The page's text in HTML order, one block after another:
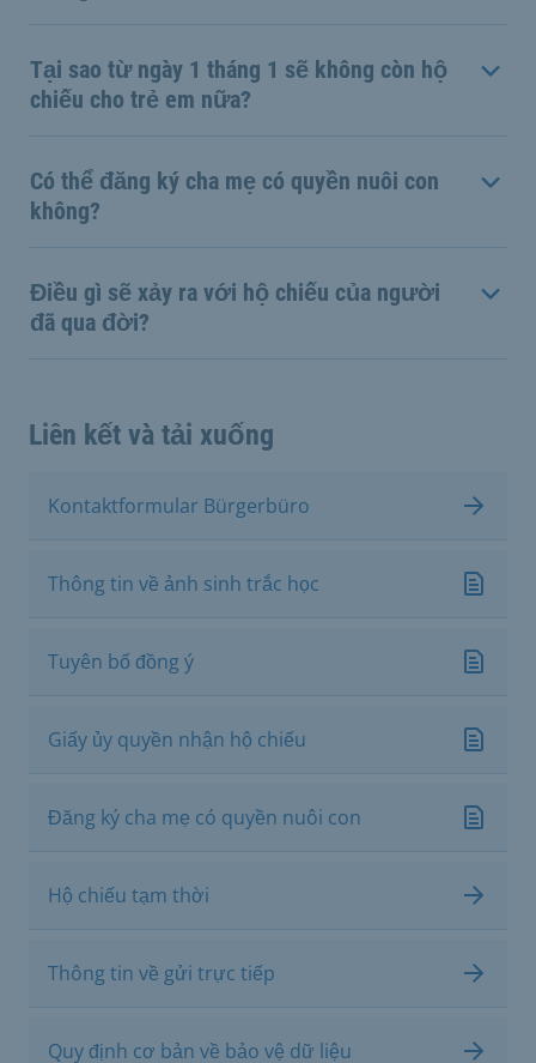
Tại sao từ ngày 1 tháng 1 sẽ không còn hộ
chiếu cho trẻ em nữa?
Có thể đăng ký cha mẹ có quyền nuôi con
không?
Điều gì sẽ xảy ra với hộ chiếu của người
đã qua đời?
Liên kết và tải xuống
Kontaktformular Bürgerbüro
Thông tin về ảnh sinh trắc học
Tuyên bố đồng ý
Giấy ủy quyền nhận hộ chiếu
Đăng ký cha mẹ có quyền nuôi con
Hộ chiếu tạm thời
Thông tin về gửi trực tiếp
Quy định cơ bản về bảo vệ dữ liệu